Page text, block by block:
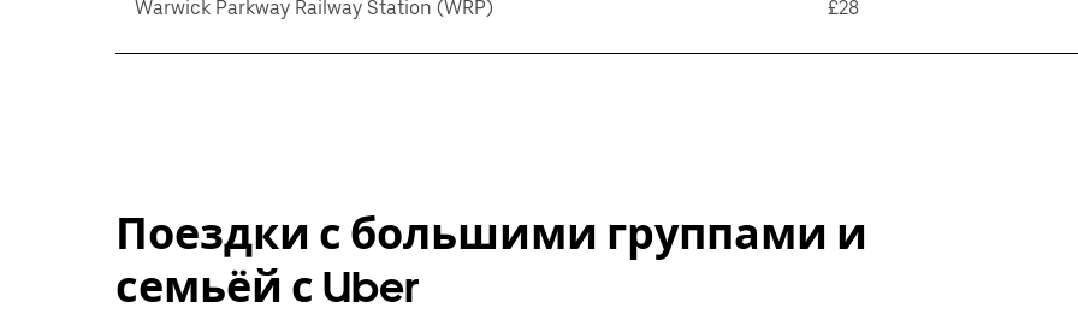
Warwick Parkway Railway Station (WRP) £28
Поездки с большими группами и
семьёй с Uber